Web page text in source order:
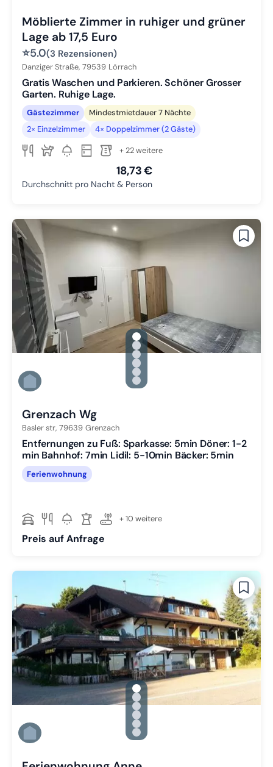
Möblierte Zimmer in ruhiger und grüner
Lage ab 17,5 Euro
⭐5.0(3 Rezensionen)
Danziger Straße, 79539 Lörrach
Gratis Waschen und Parkieren. Schöner Grosser
Garten. Ruhige Lage.
Gästezimmer
Mindestmietdauer 7 Nächte
2× Einzelzimmer
4× Doppelzimmer (2 Gäste)
+ 22 weitere
18,73 €
Durchschnitt pro Nacht & Person
gallery.slide_selector
Zu Slide 1 wechseln
Zu Slide 2 wechseln
Zu Slide 3 wechseln
Zu Slide 4 wechseln
Zu Slide 5 wechseln
Zu Slide 6 wechseln
Grenzach Wg
Basler str, 79639 Grenzach
Entfernungen zu Fuß: Sparkasse: 5min Döner: 1-2
min Bahnhof: 7min Lidil: 5-10min Bäcker: 5min
Ferienwohnung
+ 10 weitere
Preis auf Anfrage
gallery.slide_selector
Zu Slide 1 wechseln
Zu Slide 2 wechseln
Zu Slide 3 wechseln
Zu Slide 4 wechseln
Zu Slide 5 wechseln
Zu Slide 6 wechseln